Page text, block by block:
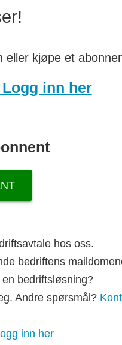
eller kjøpe et
inn her
hos oss.
bedriftens
bedriftsløsning?
Andre spørsmål?
inn her